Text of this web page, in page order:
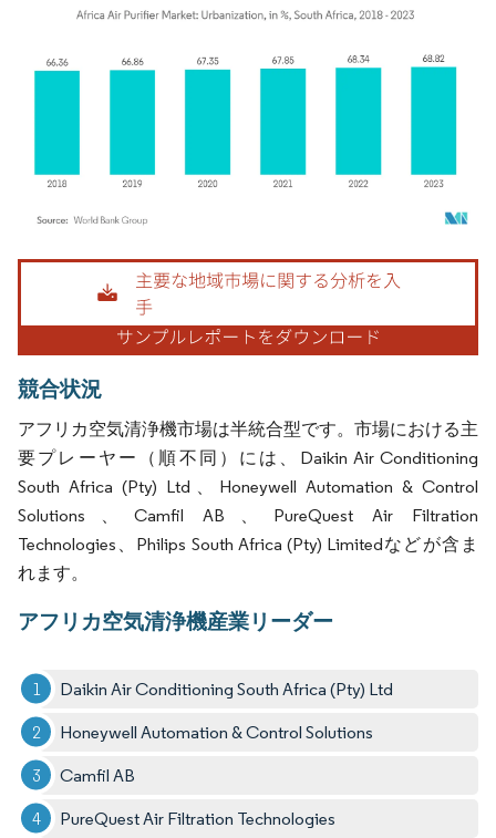
画像 © Mordor Intelligence。再利用にはCC BY 4.0の表示が必要です。
競合状況
アフリカ空気清浄機市場は半統合型です。市場における主
要プレーヤー（順不同）には、Daikin Air Conditioning
South Africa (Pty) Ltd、Honeywell Automation & Control
Solutions、Camfil AB、PureQuest Air Filtration
Technologies、Philips South Africa (Pty) Limitedなどが含ま
れます。
アフリカ空気清浄機産業リーダー
Daikin Air Conditioning South Africa (Pty) Ltd
Honeywell Automation & Control Solutions
Camfil AB
PureQuest Air Filtration Technologies